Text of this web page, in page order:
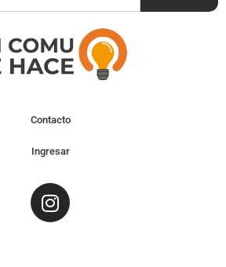
Contacto
Ingresar